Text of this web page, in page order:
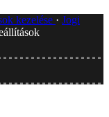
kezelése
Jogi